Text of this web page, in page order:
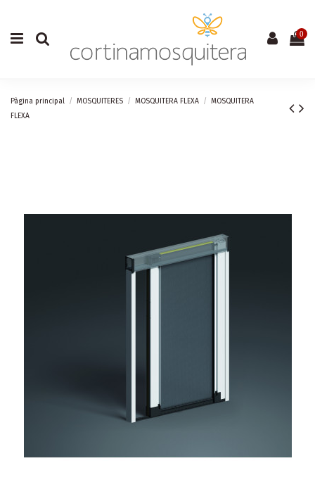
0
Pàgina principal MOSQUITERES MOSQUITERA FLEXA
MOSQUITERA
FLEXA